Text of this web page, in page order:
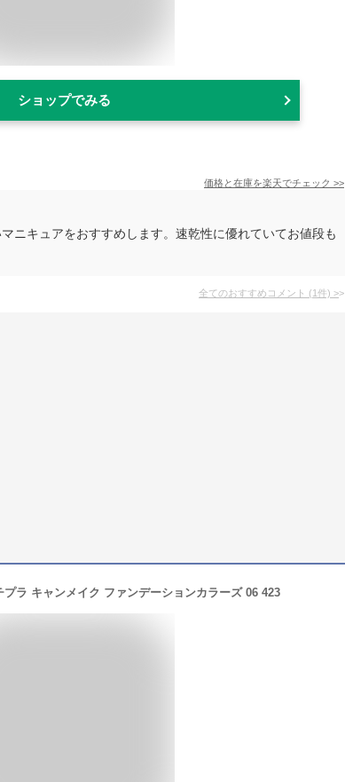
ショップでみる
価格と在庫を楽天でチェック >>
ニキュアをおすすめします。速乾性に優れていてお値段も
全てのおすすめコメント (1件) >
プラ キャンメイク ファンデーションカラーズ 06 423